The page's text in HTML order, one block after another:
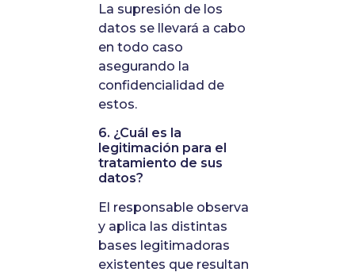
La supresión de los
datos se llevará a cabo
en todo caso
asegurando la
confidencialidad de
estos.
6. ¿Cuál es la
legitimación para el
tratamiento de sus
datos?
El responsable observa
y aplica las distintas
bases legitimadoras
existentes que resultan